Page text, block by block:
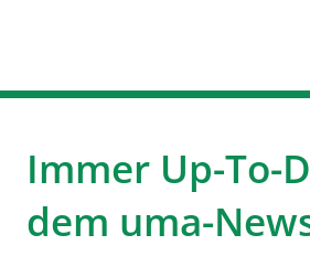
Immer Up-To-
dem uma-